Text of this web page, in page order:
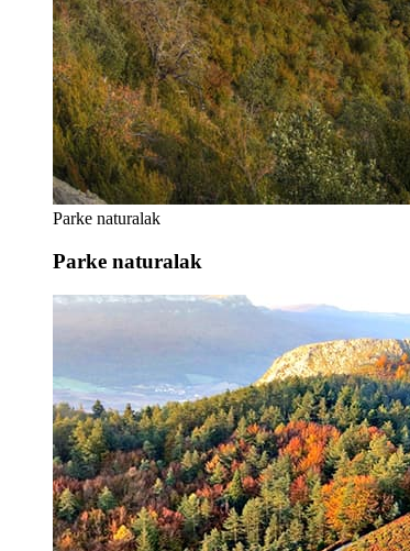
Parke naturalak
Parke naturalak